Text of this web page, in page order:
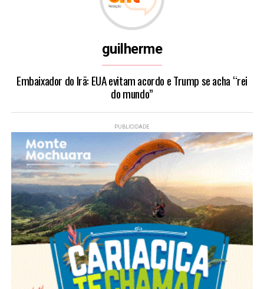
guilherme
Embaixador do Irã: EUA evitam acordo e Trump se acha “rei
do mundo”